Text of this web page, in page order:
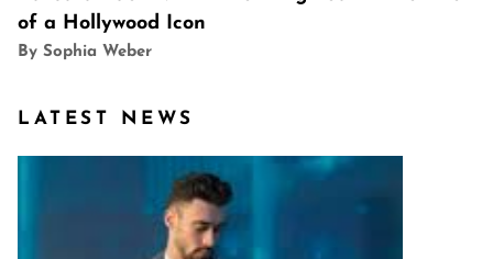
of a Hollywood Icon
By Sophia Weber
LATEST NEWS